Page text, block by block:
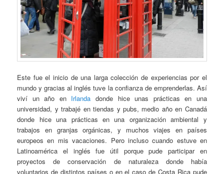
Este fue el inicio de una larga colección de experiencias por el
mundo y gracias al inglés tuve la confianza de emprenderlas. Así
viví un año en Irlanda donde hice unas prácticas en una
universidad, y trabajé en tiendas y pubs, medio año en Canadá
donde hice una prácticas en una organización ambiental y
trabajos en granjas orgánicas, y muchos viajes en países
europeos en mis vacaciones. Pero incluso cuando estuve en
Latinoamérica el inglés fue útil porque pude participar en
proyectos de conservación de naturaleza donde había
voluntarios de distintos países o en el caso de Costa Rica pude